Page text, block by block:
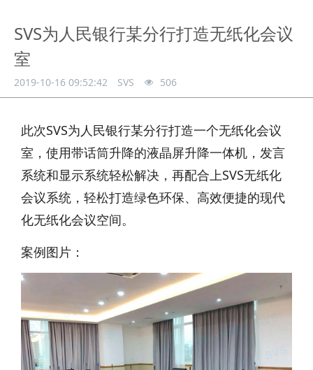
SVS为人民银行某分行打造无纸化会议
室
2019-10-16 09:52:42 SVS 506
此次SVS为人民银行某分行打造一个无纸化会议
室，使用带话筒升降的液晶屏升降一体机，发言
系统和显示系统轻松解决，再配合上SVS无纸化
会议系统，轻松打造绿色环保、高效便捷的现代
化无纸化会议空间。
案例图片：